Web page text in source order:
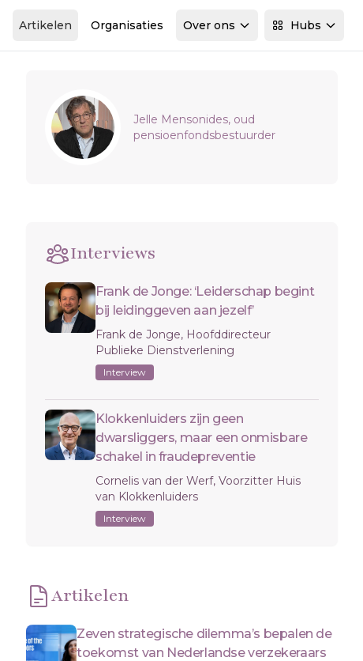
Artikelen Organisaties Over ons Hubs
Sidebar
Jelle Mensonides, oud
pensioenfondsbestuurder
Interviews
Frank de Jonge: ‘Leiderschap begint
bij leidinggeven aan jezelf’
Frank de Jonge, Hoofddirecteur
Publieke Dienstverlening
Interview
Klokkenluiders zijn geen
dwarsliggers, maar een onmisbare
schakel in fraudepreventie
Cornelis van der Werf, Voorzitter Huis
van Klokkenluiders
Interview
Artikelen
Zeven strategische dilemma’s bepalen de
toekomst van Nederlandse verzekeraars